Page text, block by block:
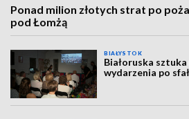
Ponad milion złotych strat po
pod Łomżą
BIAŁYSTOK
Białoruska
wydarzenia po